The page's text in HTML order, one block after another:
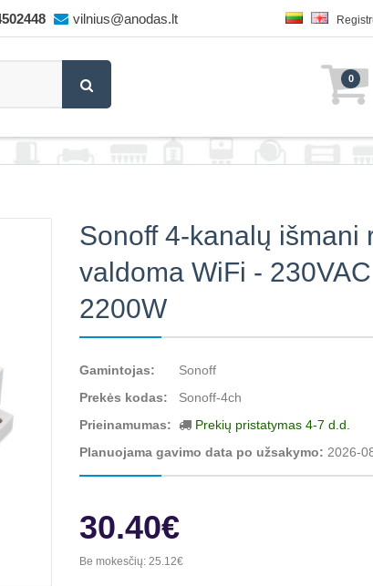
vilnius@anodas.lt
0
Sonoff 4-kanalų išmani
valdoma WiFi - 230VAC
2200W
Gamintojas:
Sonoff
Prekės kodas:
Sonoff-4ch
Prieinamumas:
Prekių pristatymas 4-7 d.d.
Planuojama gavimo data po užsakymo: 2026-
30.40€
Be mokesčių:25.12€